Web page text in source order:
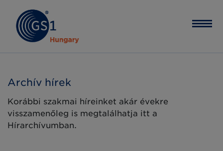
Archív hírek
Korábbi szakmai híreinket akár évekre
visszamenőleg is megtalálhatja itt a
Hírarchívumban.